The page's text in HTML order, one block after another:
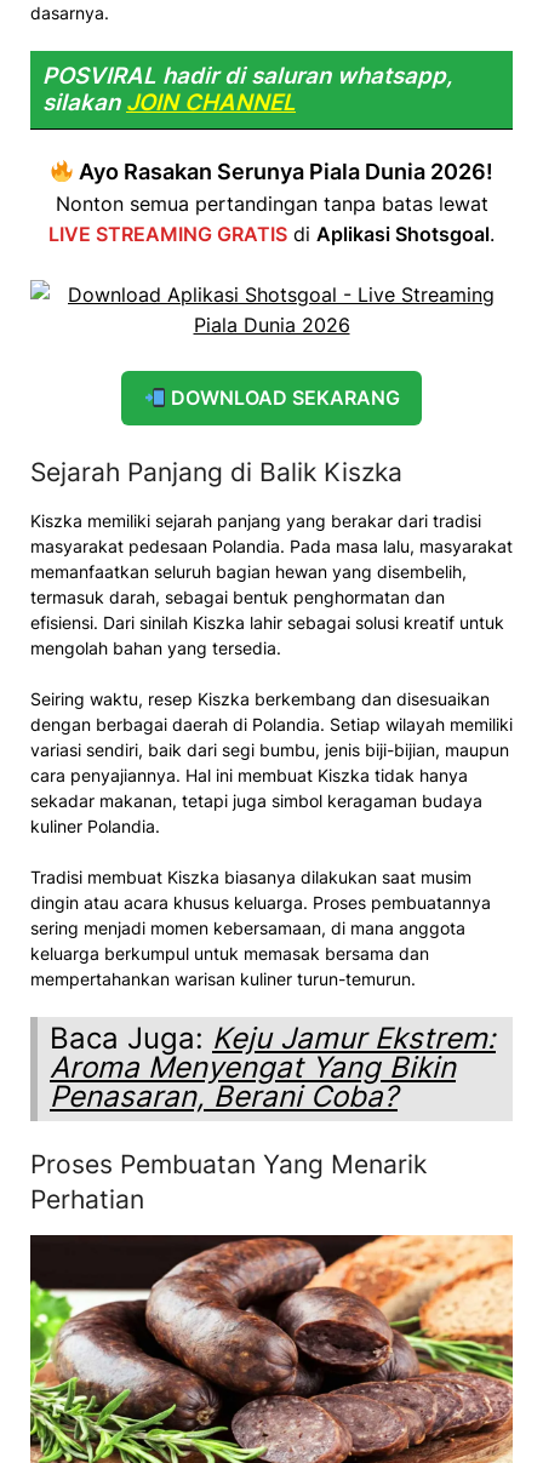
dasarnya.
POSVIRAL hadir di saluran whatsapp,
silakan JOIN CHANNEL
Ayo Rasakan Serunya Piala Dunia 2026!
Nonton semua pertandingan tanpa batas lewat
LIVE STREAMING GRATIS di Aplikasi Shotsgoal.
DOWNLOAD SEKARANG
Sejarah Panjang di Balik Kiszka
Kiszka memiliki sejarah panjang yang berakar dari tradisi
masyarakat pedesaan Polandia. Pada masa lalu, masyarakat
memanfaatkan seluruh bagian hewan yang disembelih,
termasuk darah, sebagai bentuk penghormatan dan
efisiensi. Dari sinilah Kiszka lahir sebagai solusi kreatif untuk
mengolah bahan yang tersedia.
Seiring waktu, resep Kiszka berkembang dan disesuaikan
dengan berbagai daerah di Polandia. Setiap wilayah memiliki
variasi sendiri, baik dari segi bumbu, jenis biji-bijian, maupun
cara penyajiannya. Hal ini membuat Kiszka tidak hanya
sekadar makanan, tetapi juga simbol keragaman budaya
kuliner Polandia.
Tradisi membuat Kiszka biasanya dilakukan saat musim
dingin atau acara khusus keluarga. Proses pembuatannya
sering menjadi momen kebersamaan, di mana anggota
keluarga berkumpul untuk memasak bersama dan
mempertahankan warisan kuliner turun-temurun.
Baca Juga: Keju Jamur Ekstrem:
Aroma Menyengat Yang Bikin
Penasaran, Berani Coba?
Proses Pembuatan Yang Menarik
Perhatian